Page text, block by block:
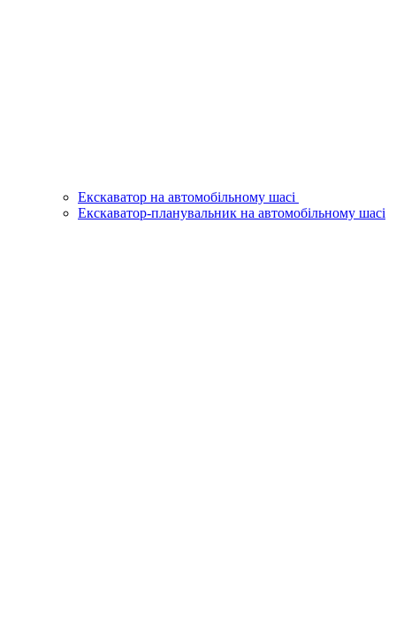
Екскаватор на автомобільному шасі
Екскаватор-планувальник на автомобільному шасі